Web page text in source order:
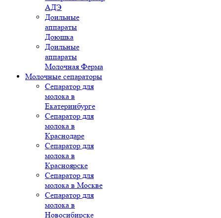
АДЭ
Доильные
аппараты
Доюшка
Доильные
аппараты
Молочная Ферма
Молочные сепараторы
Сепаратор для
молока в
Екатеринбурге
Сепаратор для
молока в
Краснодаре
Сепаратор для
молока в
Красноярске
Сепаратор для
молока в Москве
Сепаратор для
молока в
Новосибирске